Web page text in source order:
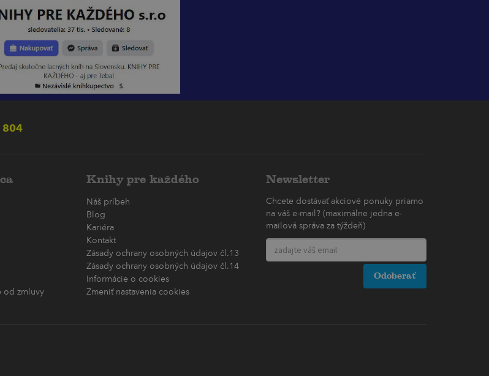
804
od zmluvy
Knihy pre každého
Náš príbeh
Blog
Kariéra
Kontakt
Zásady ochrany osobných údajov čl.13
Zásady ochrany osobných údajov čl.14
Informácie o cookies
Zmeniť nastavenia cookies
Newsletter
Chcete dostávať akciové ponuky priamo
na váš e-mail? (maximálne jedna e-
mailová správa za týždeň)
Odoberať